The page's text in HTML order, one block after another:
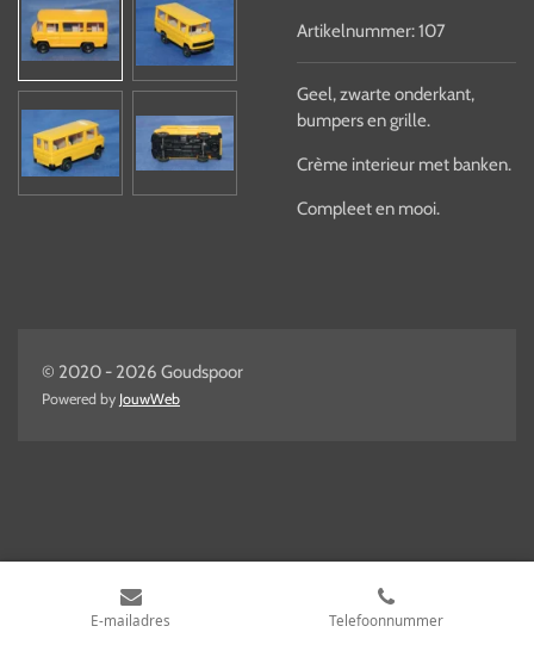
Artikelnummer:107
Geel, zwarte onderkant,
bumpers en grille.
Crème interieur met banken.
Compleet en mooi.
© 2020 - 2026 Goudspoor
Powered by JouwWeb
E-mailadres Telefoonnummer